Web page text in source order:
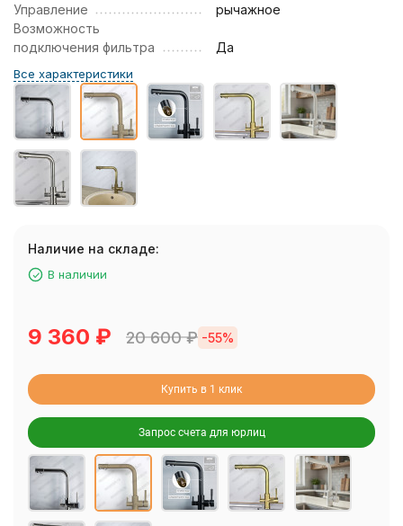
Управление
рычажное
Возможность
подключения фильтра
Да
Все характеристики
Наличие на складе:
В наличии
9 360 ₽ 20 600₽ -55%
Купить в 1 клик
Запрос счета для юрлиц